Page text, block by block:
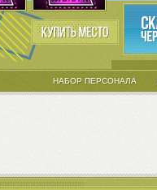
НАБОР ПЕРСОНАЛА